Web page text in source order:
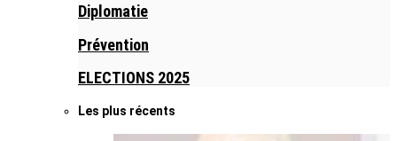
Diplomatie
Prévention
ELECTIONS 2025
Les plus récents